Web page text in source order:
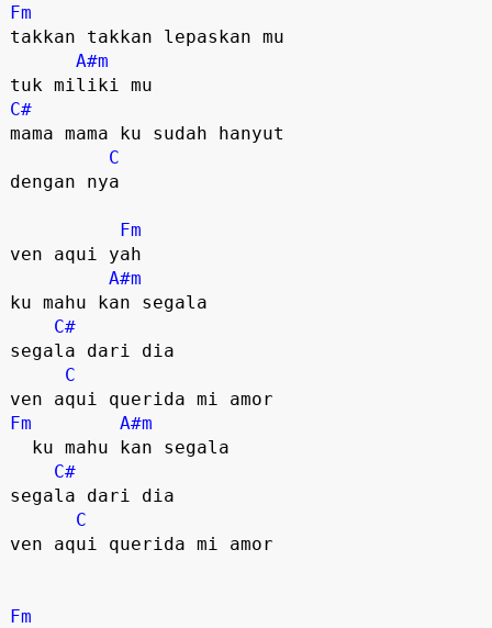
Fm
takkan takkan lepaskan mu
A#m
C#
mama mama ku sudah hanyut
C
dengan nya
Fm
ven aqui yah
A#m
ku mahu kan segala
C#
segala dari dia
C
Fm
A#m
C#
segala dari dia
C
ven aqui querida mi amor
Fm